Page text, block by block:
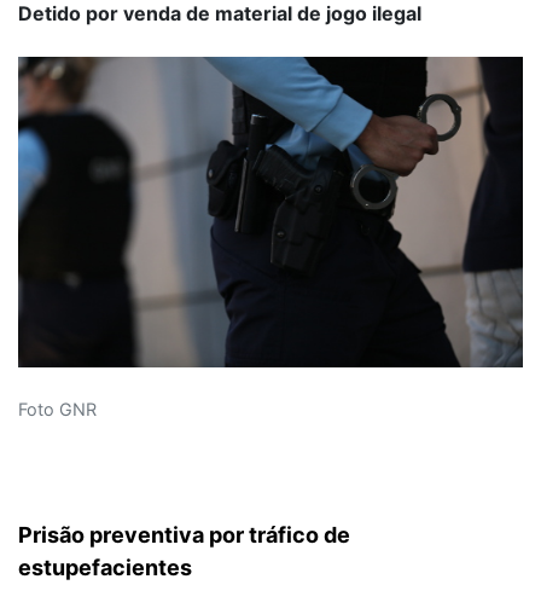
Detido por venda de material de jogo ilegal
Foto GNR
Prisão preventiva portráfico de
estupefacientes